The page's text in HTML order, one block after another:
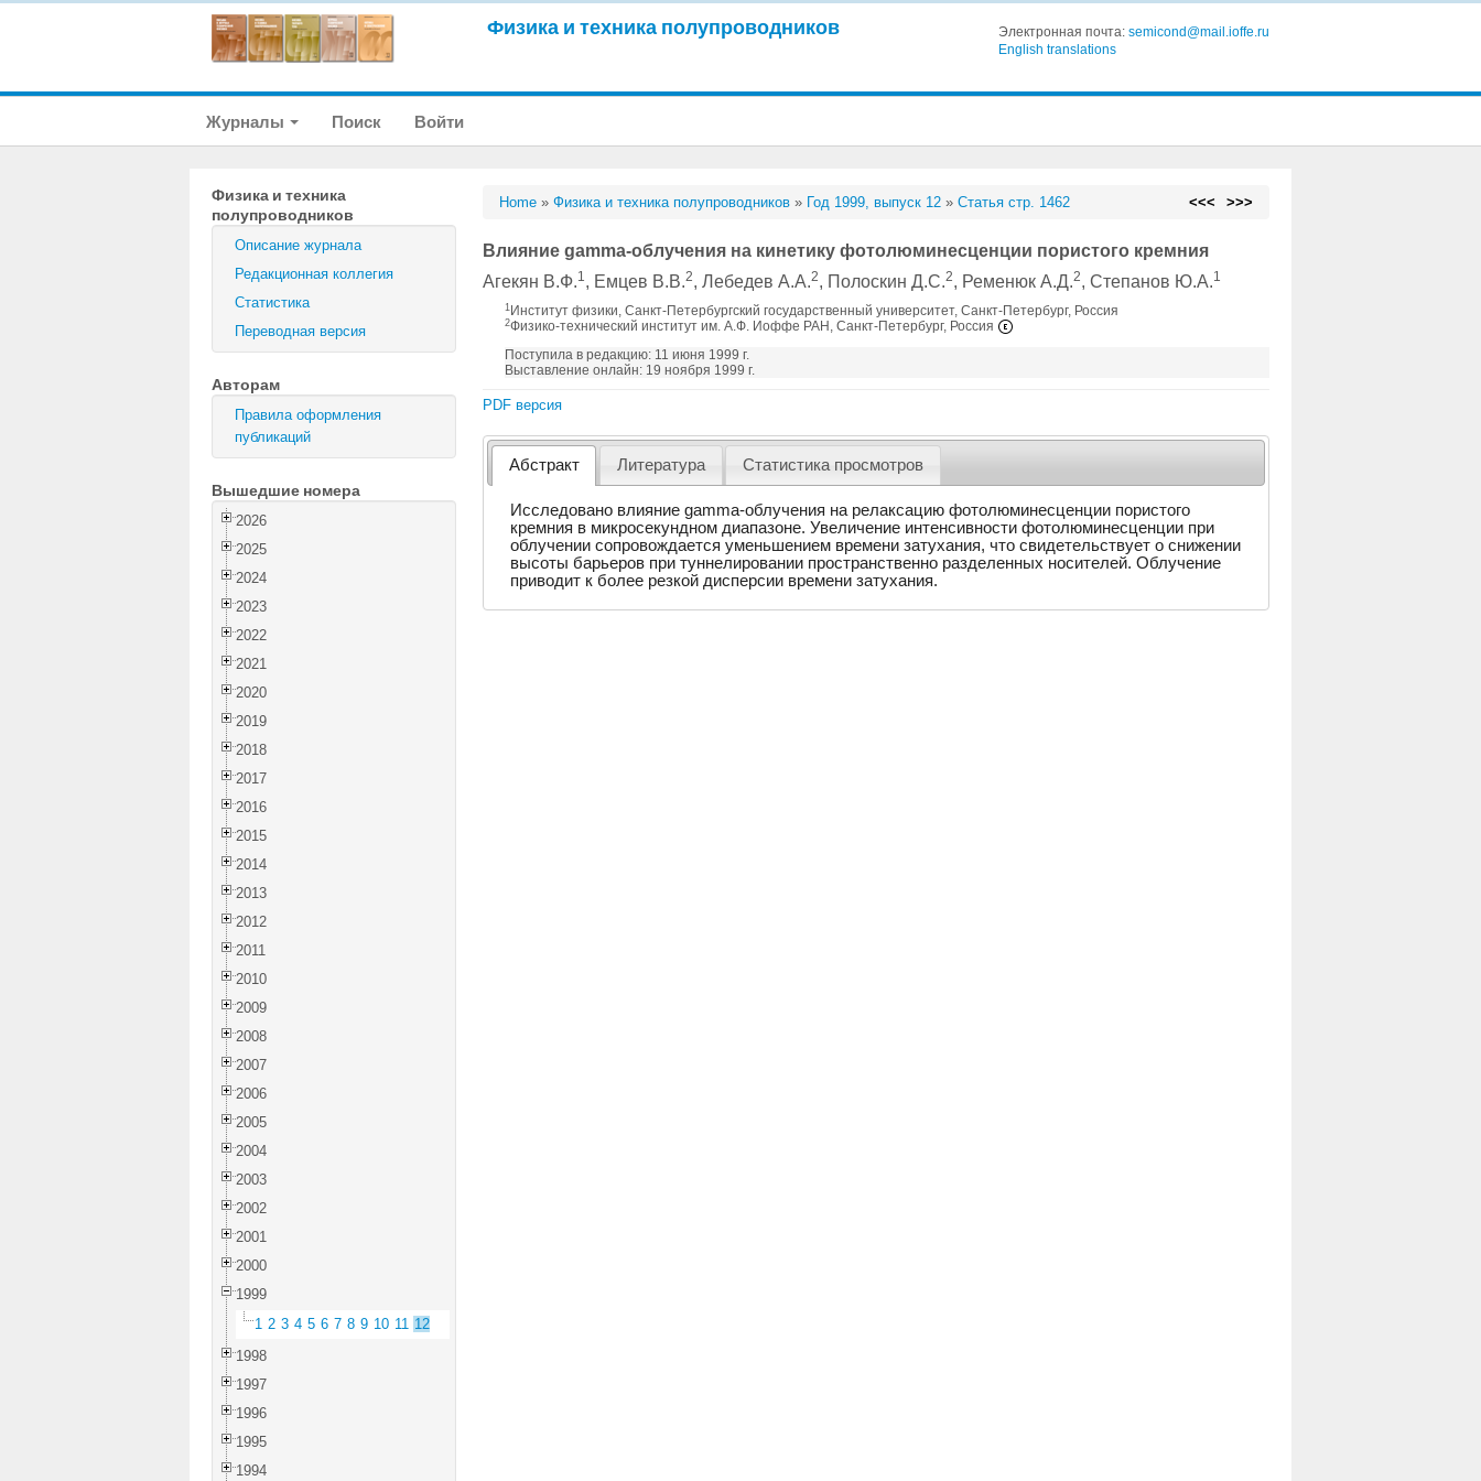
Физика и техника полупроводников Электронная почта: semicond@mail.ioffe.ru
English translations
Журналы Поиск Войти
Физика и техника
полупроводников
Описание журнала
Редакционная коллегия
Статистика
Переводная версия
Авторам
Правила оформления
публикаций
Вышедшие номера
2026
2025
2024
2023
2022
2021
2020
2019
2018
2017
2016
2015
2014
2013
2012
2011
2010
2009
2008
2007
2006
2005
2004
2003
2002
2001
2000
1999
1 2 3 4 5 6 7 8 9 10 11 12
1998
1997
1996
1995
1994
Home »Физика и техника полупроводников » Год 1999, выпуск 12 »Статья стр. 1462 <<< >>>
Влияние gamma-облучения на кинетику фотолюминесценции пористого кремния
Агекян В.Ф.1, Емцев В.В.2, Лебедев А.А.2, Полоскин Д.С.2, Ременюк А.Д.2, Степанов Ю.А.1
1 Институт физики, Санкт-Петербургский государственный университет, Санкт-Петербург, Россия
2Физико-технический институт им. А.Ф. Иоффе РАН, Санкт-Петербург, Россия
Поступила в редакцию: 11 июня 1999 г.
Выставление онлайн: 19 ноября 1999 г.
PDF версия
Абстракт Литература Статистика просмотров
Исследовано влияние gamma-облучения на релаксацию фотолюминесценции пористого
кремния в микросекундном диапазоне. Увеличение интенсивности фотолюминесценции при
облучении сопровождается уменьшением времени затухания, что свидетельствует о снижении
высоты барьеров при туннелировании пространственно разделенных носителей. Облучение
приводит к более резкой дисперсии времени затухания.